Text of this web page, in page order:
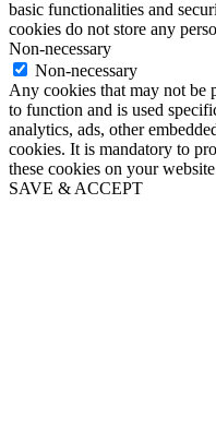
basic functionalities and
cookies do not store any
Non-necessary
Non-necessary
Any cookies that may not be
to function and is used
analytics, ads, other
cookies. It is mandatory to
these cookies on your
SAVE & ACCEPT